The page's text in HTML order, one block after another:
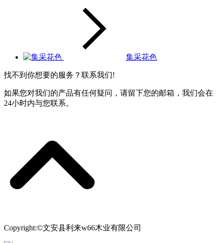
集采花色
找不到你想要的服务？联系我们!
如果您对我们的产品有任何疑问，请留下您的邮箱，我们会在
24小时内与您联系。
Copyright:©文安县利来w66木业有限公司